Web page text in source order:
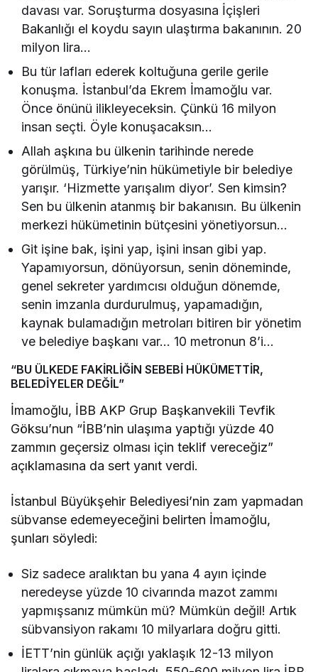
davası var. Soruşturma dosyasına İçişleri
Bakanlığı el koydu sayın ulaştırma bakanının. 20
milyon lira…
Bu tür lafları ederek koltuğuna gerile gerile
konuşma. İstanbul’da Ekrem İmamoğlu var.
Önce önünü ilikleyeceksin. Çünkü 16 milyon
insan seçti. Öyle konuşacaksın…
Allah aşkına bu ülkenin tarihinde nerede
görülmüş, Türkiye’nin hükümetiyle bir belediye
yarışır. ‘Hizmette yarışalım diyor’. Sen kimsin?
Sen bu ülkenin atanmış bir bakanısın. Bu ülkenin
merkezi hükümetinin bütçesini yönetiyorsun…
Git işine bak, işini yap, işini insan gibi yap.
Yapamıyorsun, dönüyorsun, senin döneminde,
genel sekreter yardımcısı olduğun dönemde,
senin imzanla durdurulmuş, yapamadığın,
kaynak bulamadığın metroları bitiren bir yönetim
ve belediye başkanı var… 10 metronun 8’i…
“BU ÜLKEDE FAKİRLİĞİN SEBEBİ HÜKÜMETTİR,
BELEDİYELER DEĞİL”
İmamoğlu, İBB AKP Grup Başkanvekili Tevfik
Göksu’nun “İBB’nin ulaşıma yaptığı yüzde 40
zammın geçersiz olması için teklif vereceğiz”
açıklamasına da sert yanıt verdi.
İstanbul Büyükşehir Belediyesi’nin zam yapmadan
sübvanse edemeyeceğini belirten İmamoğlu,
şunları söyledi:
Siz sadece aralıktan bu yana 4 ayın içinde
neredeyse yüzde 10 civarında mazot zammı
yapmışsanız mümkün mü? Mümkün değil! Artık
sübvansiyon rakamı 10 milyarlara doğru gitti.
İETT’nin günlük açığı yaklaşık 12-13 milyon